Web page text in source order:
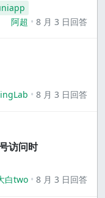
阿超
8 月 3 日回答
8 月 3 日回答
访问时
白two 8 月 3 日回答